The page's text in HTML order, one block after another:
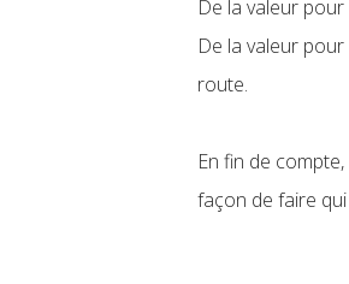
De la valeur
De la valeur
route.
En fin de
façon de faire